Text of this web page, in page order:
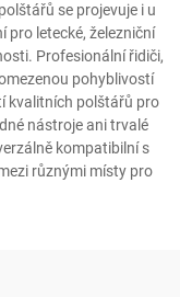
se projevuje i u
pro letecké, železniční
Profesionální řidiči,
pohyblivostí
kvalitních polštářů pro
nástroje ani trvalé
kompatibilní s
různými místy pro